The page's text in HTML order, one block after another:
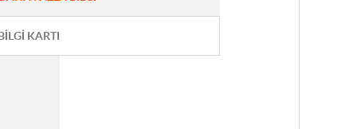
KARTI